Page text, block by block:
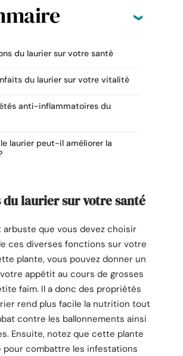
du laurier sur votre santé
du laurier sur votre vitalité
anti-inflammatoires du
laurier peut-il améliorer la
du laurier sur votre santé
que vous devez choisir
ces diverses fonctions sur votre
plante, vous pouvez donner un
appétit au cours de grosses
faim. Il a donc des propriétés
rend plus facile la nutrition tout
contre les ballonnements ainsi
Ensuite, notez que cette plante
combattre les infestations